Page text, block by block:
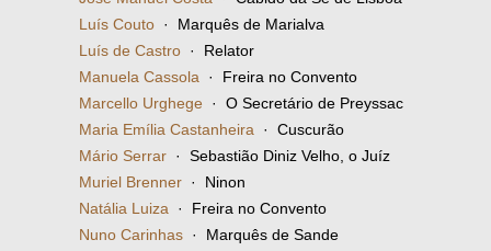
Luís Couto · Marquês de Marialva
Luís de Castro · Relator
Manuela Cassola · Freira no Convento
Marcello Urghege · O Secretário de Preyssac
Maria Emília Castanheira · Cuscurão
Mário Serrar · Sebastião Diniz Velho, o Juíz
Muriel Brenner · Ninon
Natália Luiza · Freira no Convento
Nuno Carinhas · Marquês de Sande